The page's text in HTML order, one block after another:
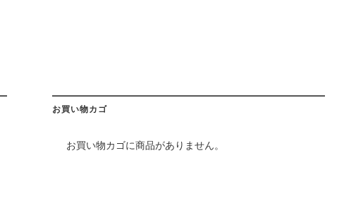
お買い物カゴ
お買い物カゴに商品がありません。